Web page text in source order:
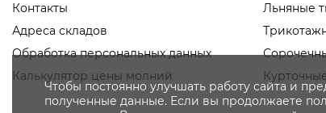
Контакты
Адреса складов
Обработка персональных данных
Калькулятор цены молний
Льняные
Чтобы постоянно улучшать работу сайта и
полученные данные. Если вы продолжаете